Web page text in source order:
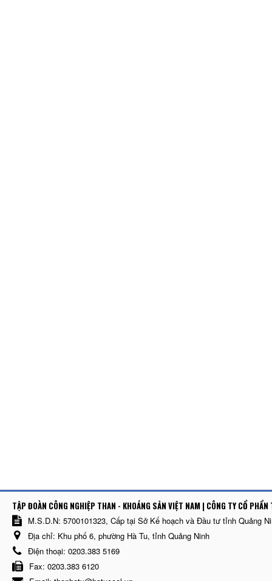
TẬP ĐOÀN CÔNG NGHIỆP THAN - KHOÁNG SẢN VIỆT NAM | CÔNG TY CỔ
M.S.D.N: 5700101323, Cấp tại Sở Kế hoạch và Đầu tư tỉnh Quảng
Địa chỉ: Khu phố 6, phường Hà Tu, tỉnh Quảng Ninh
Điện thoại: 0203.383 5169
Fax: 0203.383 6120